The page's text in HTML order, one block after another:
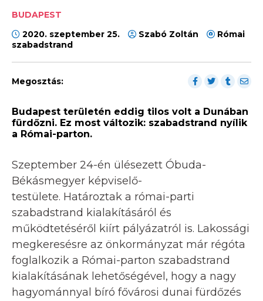
BUDAPEST
2020. szeptember 25.
Szabó Zoltán
Római
szabadstrand
Megosztás:
Budapest területén eddig tilos volt a Dunában
fürdőzni. Ez most változik: szabadstrand nyílik
a Római-parton.
Szeptember 24-én ülésezett Óbuda-
Békásmegyer képviselő-
testülete. Határoztak a római-parti
szabadstrand kialakításáról és
működtetéséről kiírt pályázatról is. Lakossági
megkeresésre az önkormányzat már régóta
foglalkozik a Római-parton szabadstrand
kialakításának lehetőségével, hogy a nagy
hagyománnyal bíró fővárosi dunai fürdőzés